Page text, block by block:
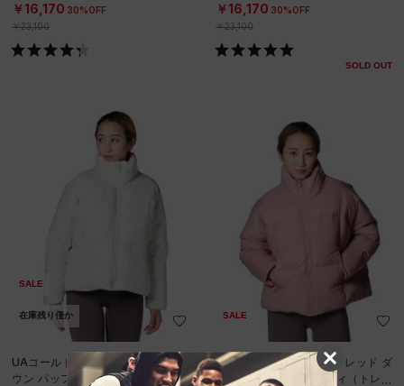
￥16,170 30%OFF
￥23,100
￥16,170 30%OFF
￥23,100
SOLD OUT
SALE
在庫残り僅か
UAコールドギアインフラレッド ダ
ウン パッファー フーディ（トレー
SALE
UAコールドギアインフラレッド ダ
ウン パッファー フーディ（トレー